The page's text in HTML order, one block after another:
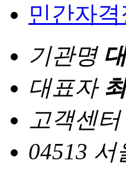
민간자
기관명
대표자
고객센터
04513